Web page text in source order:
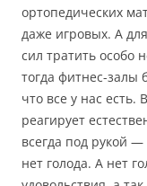
ортопедических
даже игровых. А
сил тратить особо
тогда фитнес-залы
что все у нас есть.
реагирует
всегда под рукой
нет голода. А нет